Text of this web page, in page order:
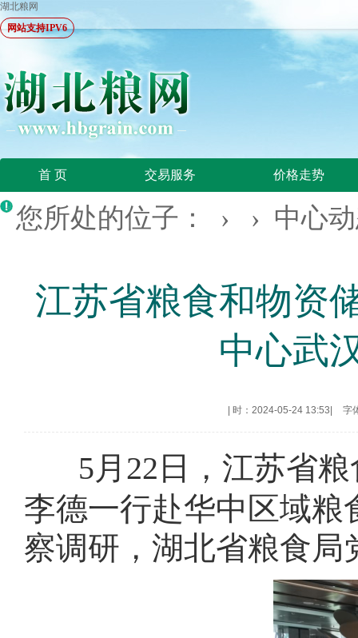
湖北粮网
网站支持IPV6
首 页 交易服务 价格走势
您所处的位子： › › 中心
江苏省粮食和物资
中心武
时：2024-05-24 13:53 字
5月22日，江苏省
李德一行赴华中区域
察调研，湖北省粮食